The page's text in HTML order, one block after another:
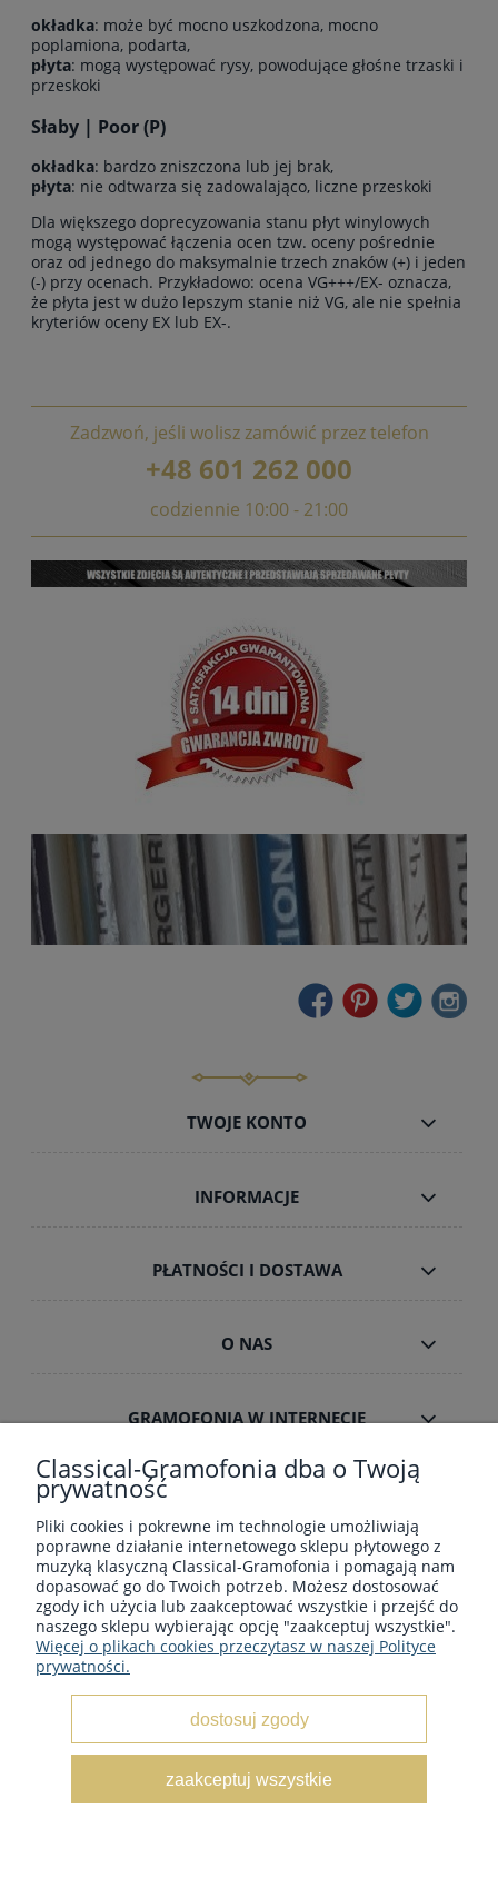
okładka: może być mocno uszkodzona, mocno
poplamiona, podarta,
płyta: mogą występować rysy, powodujące głośne trzaski i
przeskoki
Słaby | Poor (P)
okładka: bardzo zniszczona lub jej brak,
płyta: nie odtwarza się zadowalająco, liczne przeskoki
Dla większego doprecyzowania stanu płyt winylowych
mogą występować łączenia ocen tzw. oceny pośrednie
oraz od jednego do maksymalnie trzech znaków (+) i jeden
(-) przy ocenach. Przykładowo: ocena VG+++/EX- oznacza,
że płyta jest w dużo lepszym stanie niż VG, ale nie spełnia
kryteriów oceny EX lub EX-.
Zadzwoń, jeśli wolisz zamówić przez telefon
+48 601 262 000
codziennie 10:00 - 21:00
TWOJE KONTO
INFORMACJE
PŁATNOŚCI I DOSTAWA
O NAS
GRAMOFONIA W INTERNECIE
Płyty winylowe z muzyka klasyczną - Sklep płytowy
classical-gramofonia.com
Copyright © 2022 - 2026 CLASSICAL-GRAMOFONIA
pokaż pełną wersję strony
Sklep internetowy Shoper.pl
Classical-Gramofonia dba o Twoją
prywatność
Pliki cookies i pokrewne im technologie umożliwiają
poprawne działanie internetowego sklepu płytowego z
muzyką klasyczną Classical-Gramofonia i pomagają nam
dopasować go do Twoich potrzeb. Możesz dostosować
zgody ich użycia lub zaakceptować wszystkie i przejść do
naszego sklepu wybierając opcję "zaakceptuj wszystkie".
Więcej o plikach cookies przeczytasz w naszej Polityce
prywatności.
dostosuj zgody
zaakceptuj wszystkie